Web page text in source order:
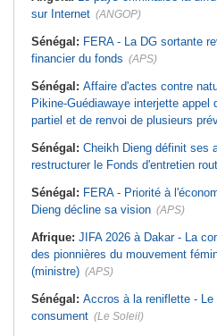
sur Internet (ANGOP)
Sénégal: FERA - La DG sortante
financier du fonds (APS)
Sénégal: Affaire d'actes contre
Pikine-Guédiawaye interjette appel
partiel et de renvoi de plusieurs
Sénégal: Cheikh Dieng définit ses
restructurer le Fonds d'entretien
Sénégal: FERA - Priorité à
Dieng décline sa vision (APS)
Afrique: JIFA 2026 à Dakar - La
des pionnières du mouvement
(ministre) (APS)
Sénégal: Accros à la reniflette -
consument (Le Soleil)